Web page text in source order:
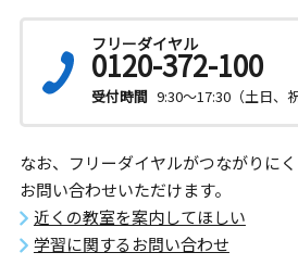
フリーダイヤル
0120-372-100
受付時間 9:30～17:30（土日、
なお、フリーダイヤルがつながりに
お問い合わせいただけます。
近くの教室を案内してほしい
学習に関するお問い合わせ